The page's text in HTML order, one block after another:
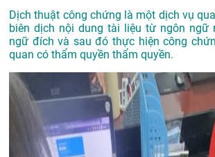
Dịch thuật công chứng là một dịch vụ
biên dịch nội dung tài liệu từ ngôn ngữ
ngữ đích và sau đó thực hiện công
quan có thẩm quyền thẩm quyền.